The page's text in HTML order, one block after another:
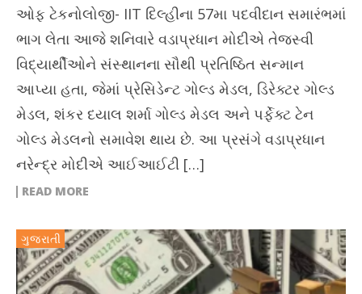
ઓફ ટેકનોલોજી- IIT દિલ્હીના 57મા પદવીદાન સમારંભમાં
ભાગ લેતા આજે શનિવારે વડાપ્રધાન મોદીએ તેજસ્વી
વિદ્યાર્થીઓને સંસ્થાનના સૌથી પ્રતિષ્ઠિત સન્માન
આપ્યા હતા, જેમાં પ્રેસિડેન્ટ ગોલ્ડ મેડલ, ડિરેક્ટર ગોલ્ડ
મેડલ, શંકર દયાલ શર્મા ગોલ્ડ મેડલ અને પર્ફેક્ટ ટેન
ગોલ્ડ મેડલનો સમાવેશ થાય છે. આ પ્રસંગે વડાપ્રધાન
નરેન્દ્ર મોદીએ આઈઆઈટી […]
READ MORE
ગુજરાતી